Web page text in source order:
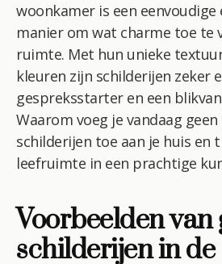
woonkamer is een eenvoudige
manier om wat charme toe te
ruimte. Met hun unieke
kleuren zijn schilderijen zeker
gespreksstarter en een
Waarom voeg je vandaag
schilderijen toe aan je huis en
leefruimte in een prachtige
Voorbeelden van
schilderijen in de